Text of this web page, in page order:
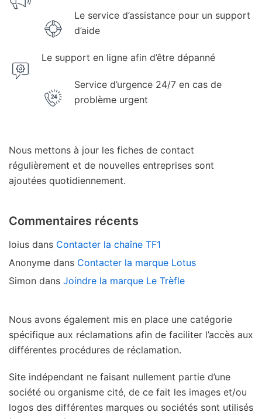
Le service d’assistance pour un support
d’aide
Le support en ligne afin d’être dépanné
Service d’urgence 24/7 en cas de
problème urgent
Nous mettons à jour les fiches de contact
régulièrement et de nouvelles entreprises sont
ajoutées quotidiennement.
Commentaires récents
loius dans Contacter la chaîne TF1
Anonyme dans Contacter la marque Lotus
Simon dans Joindre la marque Le Trèfle
Nous avons également mis en place une catégorie
spécifique aux réclamations afin de faciliter l’accès aux
différentes procédures de réclamation.
Site indépendant ne faisant nullement partie d’une
société ou organisme cité, de ce fait les images et/ou
logos des différentes marques ou sociétés sont utilisés